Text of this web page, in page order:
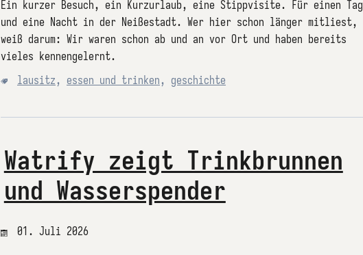
Ein kurzer Besuch, ein Kurzurlaub, eine Stippvisite. Für einen Tag
und eine Nacht in der Neißestadt. Wer hier schon länger mitliest,
weiß darum: Wir waren schon ab und an vor Ort und haben bereits
vieles kennengelernt.
lausitz, essen und trinken, geschichte
Watrify zeigt Trinkbrunnen
und Wasserspender
01. Juli 2026